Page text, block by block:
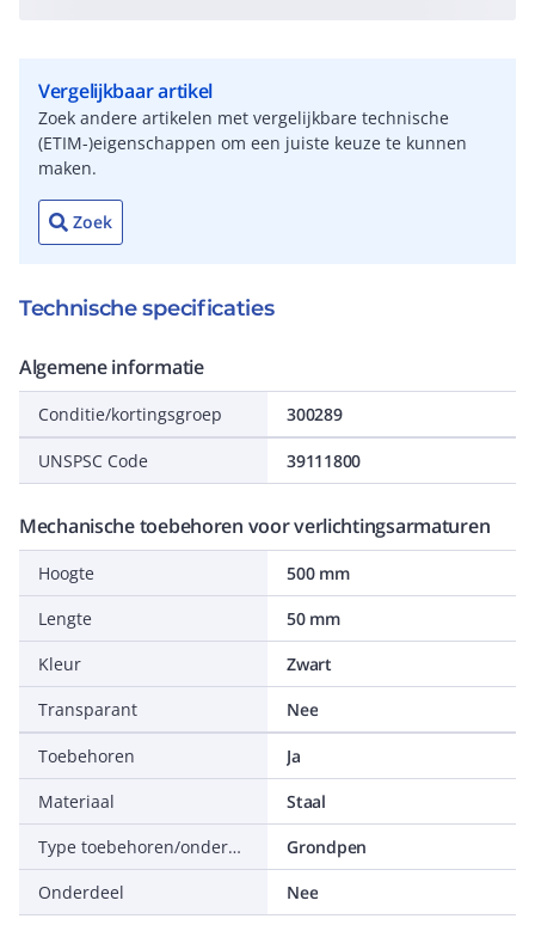
Vergelijkbaar artikel
Zoek andere artikelen met vergelijkbare technische
(ETIM-)eigenschappen om een juiste keuze te kunnen
maken.
Zoek
Technische specificaties
Algemene informatie
Conditie/kortingsgroep 300289
UNSPSC Code 39111800
Mechanische toebehoren voor verlichtingsarmaturen
Hoogte
500 mm
Lengte
50 mm
Kleur
Zwart
Transparant
Nee
Toebehoren
Ja
Materiaal
Staal
Type toebehoren/onderdelen
Grondpen
Onderdeel
Nee